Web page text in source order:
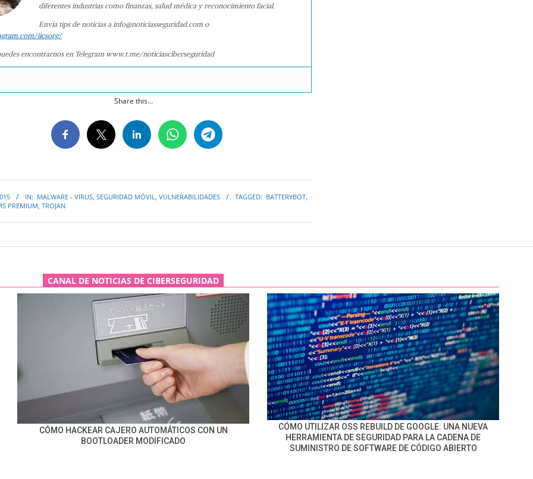
diferentes industrias como finanzas, salud médica y reconocimiento facial.
Envía tips de noticias a info@noticiasseguridad.com o
iicsorg/
encontrarnos en Telegram www.t.me/noticiasciberseguridad
Share this...
IN: MALWARE - VIRUS, SEGURIDAD MÓVIL, VULNERABILIDADES TAGGED: BATTERYBOT,
PREMIUM, TROJAN
CANAL DE NOTICIAS DE CIBERSEGURIDAD
CÓMO HACKEAR CAJERO AUTOMÁTICOS CON UN
BOOTLOADER MODIFICADO
CÓMO UTILIZAR OSS REBUILD DE GOOGLE: UNA NUEVA
HERRAMIENTA DE SEGURIDAD PARA LA CADENA DE
SUMINISTRO DE SOFTWARE DE CÓDIGO ABIERTO